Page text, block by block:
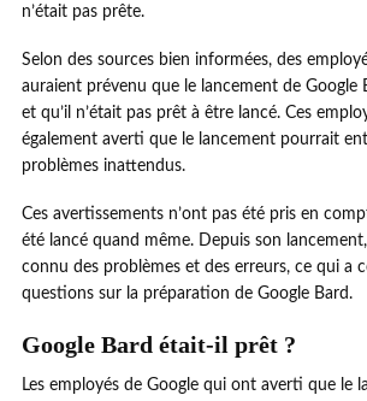
n’était pas prête.
Selon des sources bien informées, des
auraient prévenu que le lancement de Google
et qu’il n’était pas prêt à être lancé. Ces
également averti que le lancement pourrait
problèmes inattendus.
Ces avertissements n’ont pas été pris en
été lancé quand même. Depuis son lancement,
connu des problèmes et des erreurs, ce qui a
questions sur la préparation de Google Bard.
Google Bard était-il prêt ?
Les employés de Google qui ont averti que le